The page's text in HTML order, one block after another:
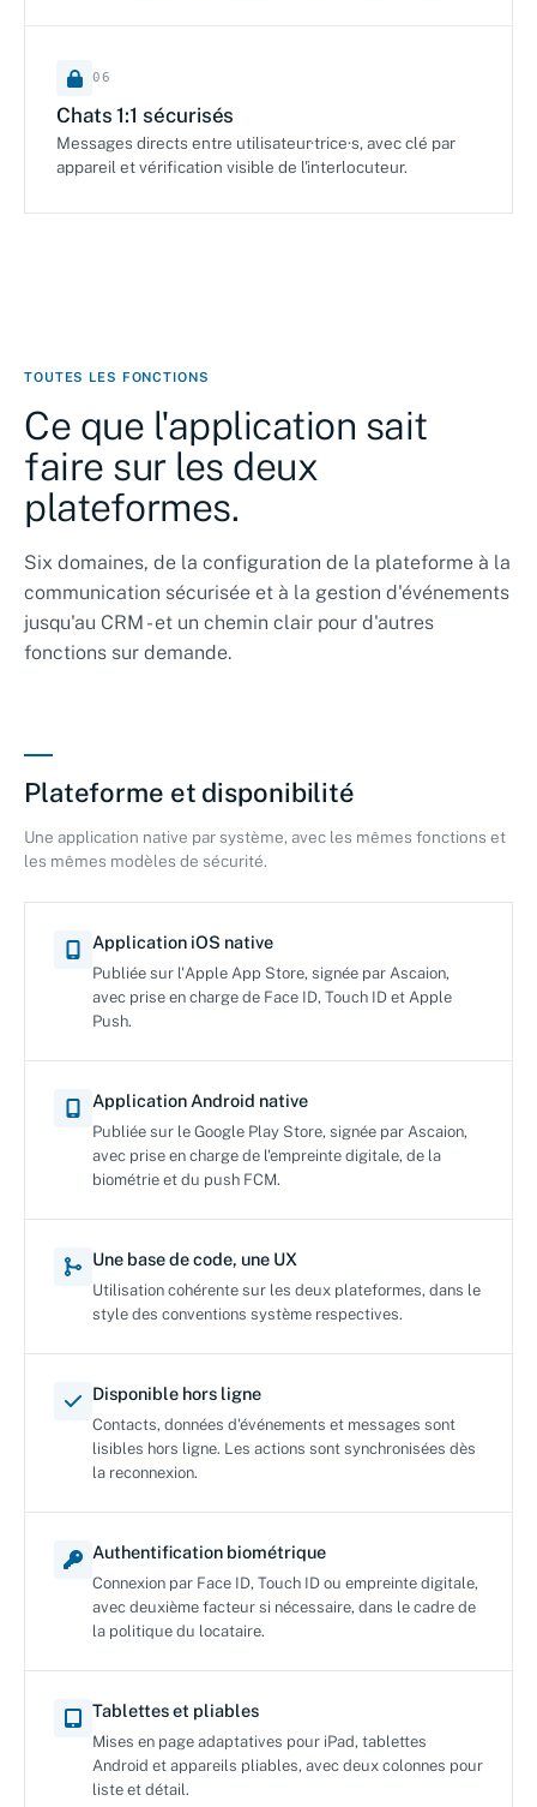
06
Chats 1:1 sécurisés
Messages directs entre utilisateur·trice·s, avec clé par
appareil et vérification visible de l'interlocuteur.
TOUTES LES FONCTIONS
Ce que l'application sait
faire sur les deux
plateformes.
Six domaines, de la configuration de la plateforme à la
communication sécurisée et à la gestion d'événements
jusqu'au CRM - et un chemin clair pour d'autres
fonctions sur demande.
Plateforme et disponibilité
Une application native par système, avec les mêmes fonctions et
les mêmes modèles de sécurité.
Application iOS native
Publiée sur l'Apple App Store, signée par Ascaion,
avec prise en charge de Face ID, Touch ID et Apple
Push.
Application Android native
Publiée sur le Google Play Store, signée par Ascaion,
avec prise en charge de l'empreinte digitale, de la
biométrie et du push FCM.
Une base de code, une UX
Utilisation cohérente sur les deux plateformes, dans le
style des conventions système respectives.
Disponible hors ligne
Contacts, données d'événements et messages sont
lisibles hors ligne. Les actions sont synchronisées dès
la reconnexion.
Authentification biométrique
Connexion par Face ID, Touch ID ou empreinte digitale,
avec deuxième facteur si nécessaire, dans le cadre de
la politique du locataire.
Tablettes et pliables
Mises en page adaptatives pour iPad, tablettes
Android et appareils pliables, avec deux colonnes pour
liste et détail.